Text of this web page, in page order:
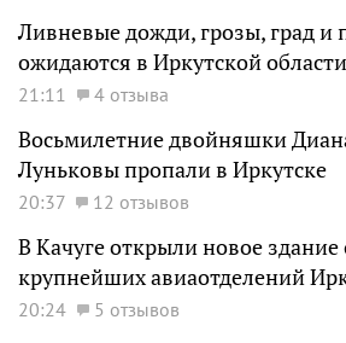
Ливневые дожди, грозы, град и
ожидаются в Иркутской
21:11 4 отзыва
Восьмилетние двойняшки
Луньковы пропали в Иркутске
20:37 12 отзывов
В Качуге открыли новое здание
крупнейших авиаотделений
20:24
5 отзывов